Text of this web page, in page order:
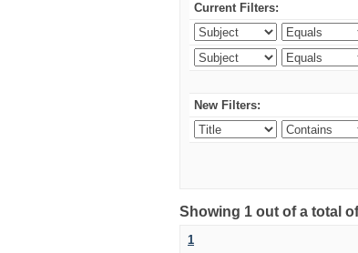
Current Filters:
New Filters:
Showing 1 out of a total
1